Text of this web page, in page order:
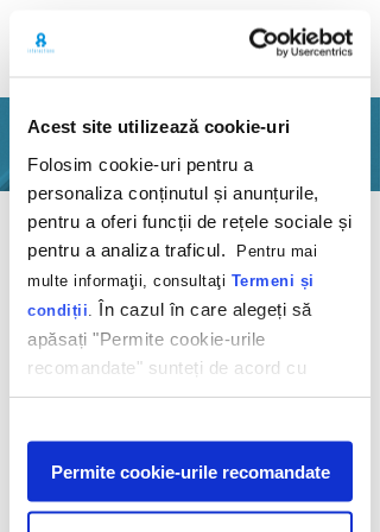
Acest site utilizează cookie-uri
Folosim cookie-uri pentru a
personaliza conținutul și anunțurile,
pentru a oferi funcții de rețele sociale și
pentru a analiza traficul.
Pentru mai
multe informaţii, consultaţi Termeni și
condiții În cazul în care alegeți să
apăsați "Permite cookie-urile
recomandate" sunteți de acord cu
utilizarea modulelor noastre cookie.
Afişare
Permite cookie-urile recomandate
PORTFOLIO
Back
Love is in the air.
Don't breathe!
Free Now
2020